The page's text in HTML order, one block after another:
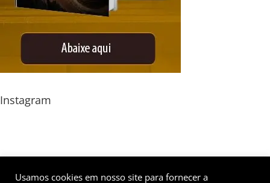
Instagram
Usamos cookies em nosso site para fornecer a